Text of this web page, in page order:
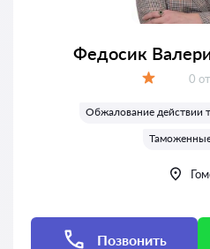
Федосик
0
Обжалование действии
Позвонить